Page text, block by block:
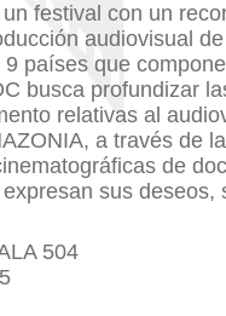
un festival con un
audiovisual
9 países que
busca profundizar
relativas al
a través de
de
sus
504